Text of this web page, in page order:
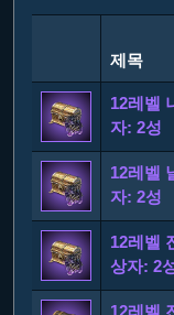
제목
제목
12레벨
자: 2성
12레벨
자: 2성
12레벨
상자: 2
12레벨